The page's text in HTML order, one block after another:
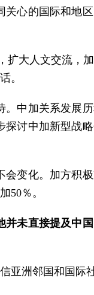
心的国际和地
扩大人文交流，
。
中加关系发展
讨中加新型战
变化。加方积
50％。
未直接提及中
亚洲邻国和国际社